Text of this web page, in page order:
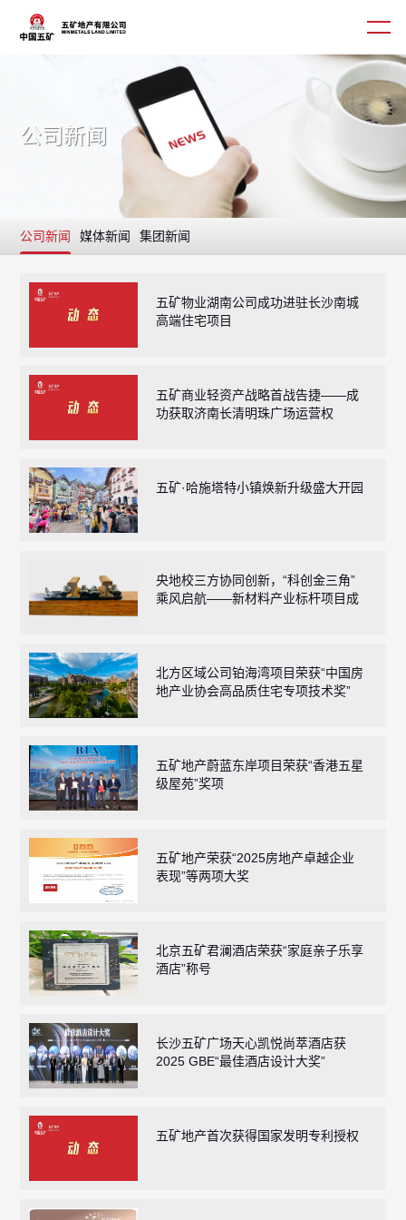
五矿地产
业务领域
企业文化
联系方式
公司新闻
公司新闻 媒体新闻 集团新闻
五矿物业湖南公司成功进驻长沙南城
高端住宅项目
五矿商业轻资产战略首战告捷——成
功获取济南长清明珠广场运营权
五矿·哈施塔特小镇焕新升级盛大开园
央地校三方协同创新，“科创金三角”
乘风启航——新材料产业标杆项目成
北方区域公司铂海湾项目荣获“中国房
地产业协会高品质住宅专项技术奖”
五矿地产蔚蓝东岸项目荣获“香港五星
级屋苑”奖项
五矿地产荣获“2025房地产卓越企业
表现”等两项大奖
北京五矿君澜酒店荣获“家庭亲子乐享
酒店”称号
长沙五矿广场天心凯悦尚萃酒店获
2025 GBE“最佳酒店设计大奖”
五矿地产首次获得国家发明专利授权